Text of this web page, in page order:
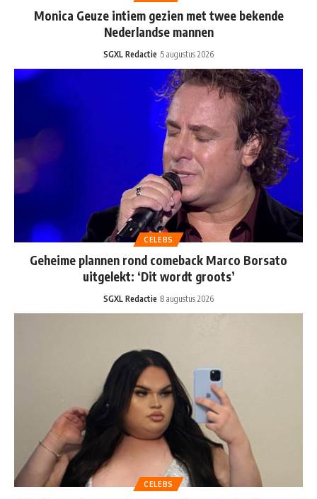
Monica Geuze intiem gezien met twee bekende
Nederlandse mannen
SGXL Redactie 5 augustus 2026
CELEBS
Geheime plannen rond comeback Marco Borsato
uitgelekt: ‘Dit wordt groots’
SGXL Redactie 8 augustus 2026
CELEBS